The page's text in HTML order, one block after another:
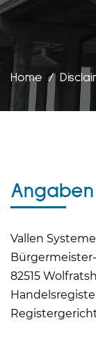
Home /
Vallen
82515